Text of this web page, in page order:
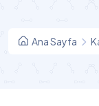
Ana Sayfa